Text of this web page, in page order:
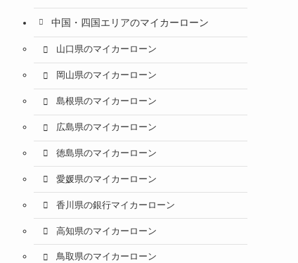
中国・四国エリアのマイカーローン
山口県のマイカーローン
岡山県のマイカーローン
島根県のマイカーローン
広島県のマイカーローン
徳島県のマイカーローン
愛媛県のマイカーローン
香川県の銀行マイカーローン
高知県のマイカーローン
鳥取県のマイカーローン